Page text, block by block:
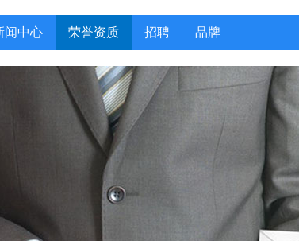
闻中心 荣誉资质 招聘 品牌